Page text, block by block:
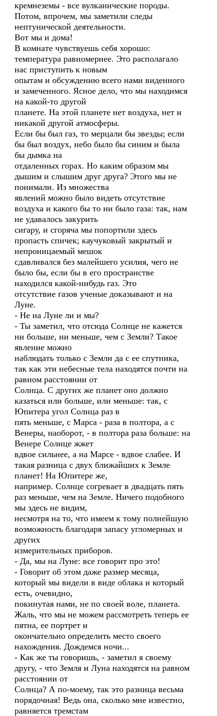
кремнеземы - все вулканические породы.
Потом, впрочем, мы заметили следы
нептунической деятельности.
Вот мы и дома!
В комнате чувствуешь себя хорошо:
температура равномернее. Это располагало
нас приступить к новым
опытам и обсуждению всего нами виденного
и замеченного. Ясное дело, что мы находимся
на какой-то другой
планете. На этой планете нет воздуха, нет и
никакой другой атмосферы.
Если бы был газ, то мерцали бы звезды; если
бы был воздух, небо было бы синим и была
бы дымка на
отдаленных горах. Но каким образом мы
дышим и слышим друг друга? Этого мы не
понимали. Из множества
явлений можно было видеть отсутствие
воздуха и какого бы то ни было газа: так, нам
не удавалось закурить
сигару, и сгоряча мы попортили здесь
пропасть спичек; каучуковый закрытый и
непроницаемый мешок
сдавливался без малейшего усилия, чего не
было бы, если бы в его пространстве
находился какой-нибудь газ. Это
отсутствие газов ученые доказывают и на
Луне.
- Не на Луне ли и мы?
- Ты заметил, что отсюда Солнце не кажется
ни больше, ни меньше, чем с Земли? Такое
явление можно
наблюдать только с Земли да с ее спутника,
так как эти небесные тела находятся почти на
равном расстоянии от
Солнца. С других же планет оно должно
казаться или больше, или меньше: так, с
Юпитера угол Солнца раз в
пять меньше, с Марса - раза в полтора, а с
Венеры, наоборот, - в полтора раза больше: на
Венере Солнце жжет
вдвое сильнее, а на Марсе - вдвое слабее. И
такая разница с двух ближайших к Земле
планет! На Юпитере же,
например. Солнце согревает в двадцать пять
раз меньше, чем на Земле. Ничего подобного
мы здесь не видим,
несмотря на то, что имеем к тому полнейшую
возможность благодаря запасу угломерных и
других
измерительных приборов.
- Да, мы на Луне: все говорит про это!
- Говорит об этом даже размер месяца,
который мы видели в виде облака и который
есть, очевидно,
покинутая нами, не по своей воле, планета.
Жаль, что мы не можем рассмотреть теперь ее
пятна, ее портрет и
окончательно определить место своего
нахождения. Дождемся ночи...
- Как же ты говоришь, - заметил я своему
другу, - что Земля и Луна находятся на равном
расстоянии от
Солнца? А по-моему, так это разница весьма
порядочная! Ведь она, сколько мне известно,
равняется тремстам